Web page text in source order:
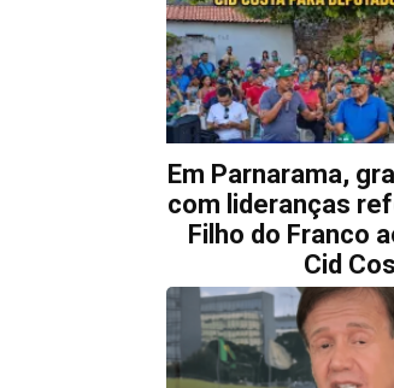
Em Parnarama,
com lideranças
Filho do Franco
Cid